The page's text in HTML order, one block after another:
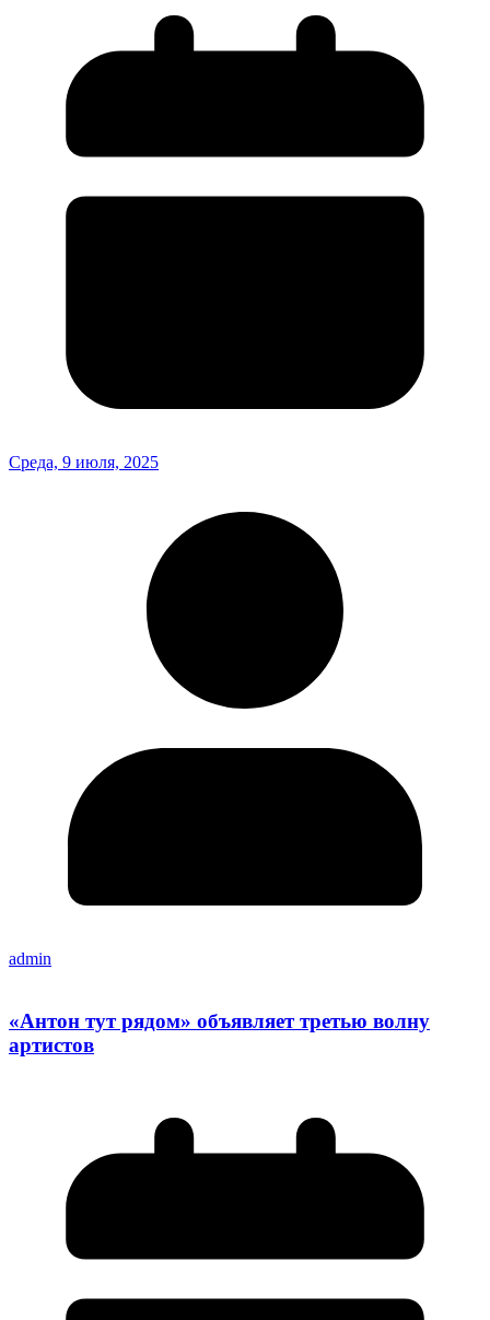
Среда, 9 июля, 2025
admin
«Антон тут рядом» объявляет третью волну
артистов